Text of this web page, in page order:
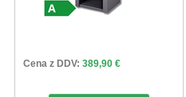
Cena z DDV: 389,90 €